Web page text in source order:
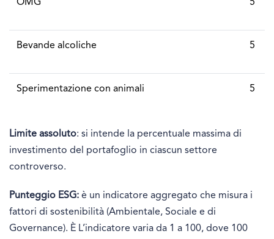
OMG 5
Bevande alcoliche 5
Sperimentazione con animali 5
Limite assoluto: si intende la percentuale massima di
investimento del portafoglio in ciascun settore
controverso.
Punteggio ESG: è un indicatore aggregato che misura i
fattori di sostenibilità (Ambientale, Sociale e di
Governance). È L’indicatore varia da 1 a 100, dove 100